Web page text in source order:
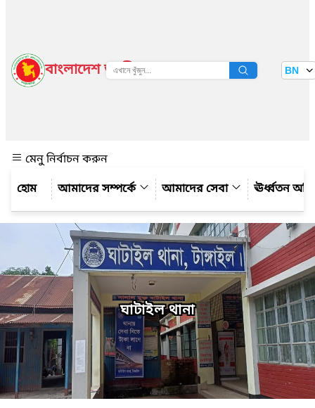
বাংলাদেশ জাতীয় তথ্য বাতায়ন BN
মেনু নির্বাচন করুন
আমাদের সম্পর্কে
আমাদের সেবা ঊর্ধ্বতন
ঘাটাইল থানা